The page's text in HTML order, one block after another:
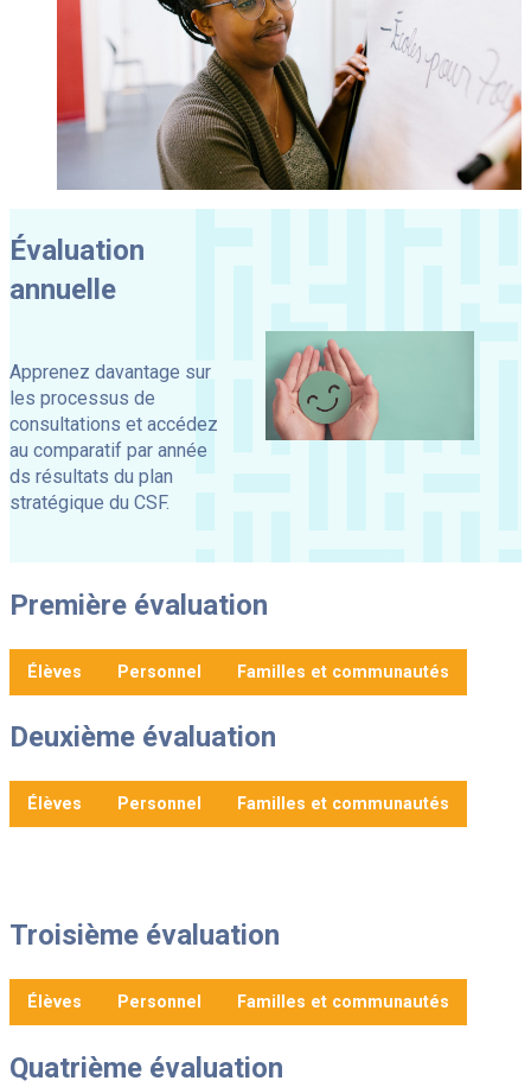
Évaluation
annuelle
Apprenez davantage sur
les processus de
consultations et accédez
au comparatif par année
ds résultats du plan
stratégique du CSF.
Première évaluation
Élèves Personnel Familles et communautés
Deuxième évaluation
Élèves Personnel Familles et communautés
Troisième évaluation
Élèves Personnel Familles et communautés
Quatrième évaluation